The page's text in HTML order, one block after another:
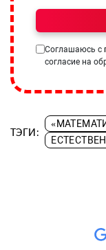
Соглашаюсь с
согласие на
ТЭГИ: